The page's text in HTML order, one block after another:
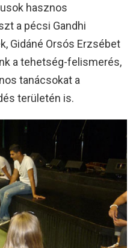
hasznos
a pécsi Gandhi
Gidáné Orsós Erzsébet
a tehetség-felismerés,
tanácsokat a
területén is.